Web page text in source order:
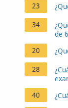
23
34
de
20
28
40